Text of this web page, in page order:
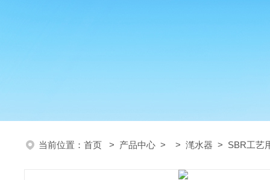
当前位置： 首页 > 产品中心 > > 滗水器 > SBR工艺